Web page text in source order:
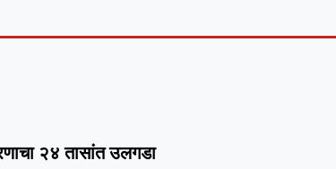
२४ तासांत उलगडा